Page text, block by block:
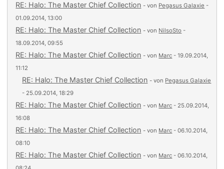
RE: Halo: The Master Chief Collection - von Pegasus Galaxie -
01.09.2014, 13:00
RE: Halo: The Master Chief Collection - von NilsoSto -
18.09.2014, 09:55
RE: Halo: The Master Chief Collection - von Marc - 19.09.2014,
11:12
RE: Halo: The Master Chief Collection - von Pegasus Galaxie
- 25.09.2014, 18:29
RE: Halo: The Master Chief Collection - von Marc - 25.09.2014,
16:08
RE: Halo: The Master Chief Collection - von Marc - 06.10.2014,
08:10
RE: Halo: The Master Chief Collection - von Marc - 06.10.2014,